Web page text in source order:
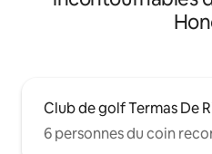
Club de golf Termas De
6 personnes du coin